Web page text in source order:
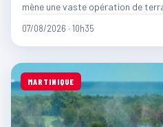
mène une vaste opération de
07/08/2026 · 10h35
MARTINIQUE